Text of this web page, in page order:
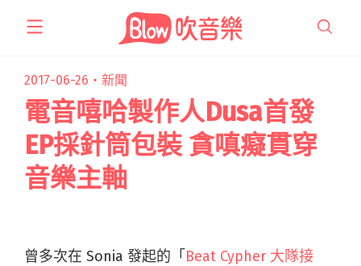
2017-06-26・ 新聞
電音嘻哈製作人Dusa首發
EP採針筒包裝 貪嗔癡貫穿
音樂主軸
曾多次在 Sonia 發起的「 Beat Cypher 大隊接